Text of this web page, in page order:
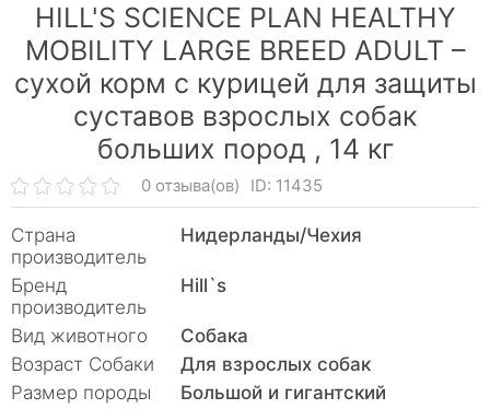
HILL'S SCIENCE PLAN HEALTHY
MOBILITY LARGE BREED ADULT –
сухой корм с курицей для защиты
суставов взрослых собак
больших пород , 14 кг
0 отзыва(ов) ID: 11435
Страна
производитель
Нидерланды/Чехия
Бренд
производитель
Hill`s
Вид животного
Собака
Возраст Собаки
Для взрослых собак
Размер породы
Большой и гигантский